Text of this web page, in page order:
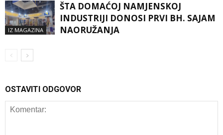
IZ MAGAZINA
ŠTA DOMAĆOJ NAMJENSKOJ
INDUSTRIJI DONOSI PRVI BH. SAJAM
NAORUŽANJA
OSTAVITI ODGOVOR